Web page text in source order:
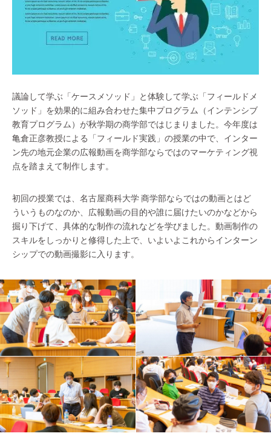
議論して学ぶ「ケースメソッド」と体験して学ぶ「フィールドメ
ソッド」を効果的に組み合わせた集中プログラム（インテンシブ
教育プログラム）が秋学期の商学部ではじまりました。今年度は
亀倉正彦教授による「フィールド実践」の授業の中で、インター
ン先の地元企業の広報動画を商学部ならではのマーケティング視
点を踏まえて制作します。
初回の授業では、名古屋商科大学 商学部ならではの動画とはど
ういうものなのか、広報動画の目的や誰に届けたいのかなどから
掘り下げて、具体的な制作の流れなどを学びました。動画制作の
スキルをしっかりと修得した上で、いよいよこれからインターン
シップでの動画撮影に入ります。